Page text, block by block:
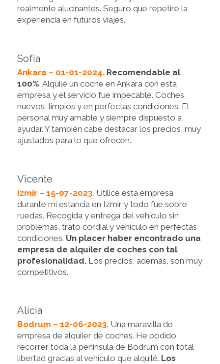
realmente alucinantes. Seguro que repetiré la
experiencia en futuros viajes.
Sofía
Ankara – 01-01-2024. Recomendable al
100%. Alquilé un coche en Ankara con esta
empresa y el servicio fue impecable. Coches
nuevos, limpios y en perfectas condiciones. El
personal muy amable y siempre dispuesto a
ayudar. Y también cabe destacar los precios, muy
ajustados para lo que ofrecen.
Vicente
Izmir – 15-07-2023. Utilicé esta empresa
durante mi estancia en Izmir y todo fue sobre
ruedas. Recogida y entrega del vehículo sin
problemas, trato cordial y vehículo en perfectas
condiciones. Un placer haber encontrado una
empresa de alquiler de coches con tal
profesionalidad. Los precios, además, son muy
competitivos.
Alicia
Bodrum – 12-06-2023. Una maravilla de
empresa de alquiler de coches. He podido
recorrer toda la península de Bodrum con total
libertad gracias al vehículo que alquilé. Los